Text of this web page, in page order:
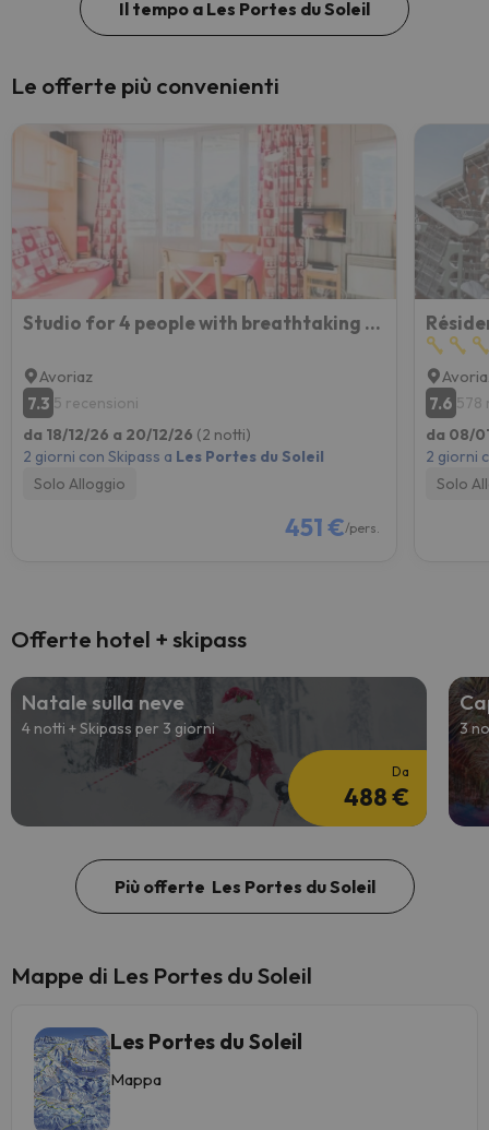
Il tempo a Les Portes du Soleil
Le offerte più convenienti
Studio for 4 people with breathtaking view
Avoriaz
7.3 5 recensioni
da 18/12/26 a 20/12/26 (2 notti)
2 giorni con Skipass a Les Portes du Soleil
Solo Alloggio
451 €/pers.
7.6 578
da 08/
2 giorni
Solo
Offerte hotel + skipass
Natale sulla neve
4 notti + Skipass per 3 giorni
Da
488 €
3
Più offerte Les Portes du Soleil
Mappe di Les Portes du Soleil
Les Portes du Soleil
Mappa